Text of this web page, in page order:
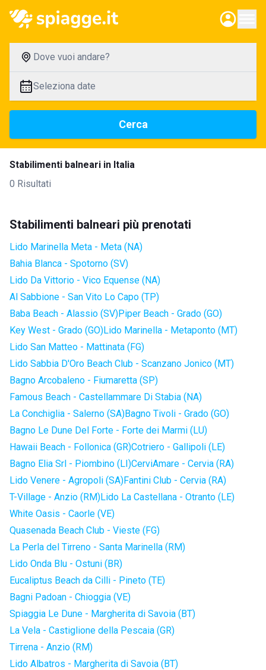
Dove vuoi andare?
Seleziona date
Cerca
Stabilimenti balneari in Italia
0 Risultati
Stabilimenti balneari più prenotati
Lido Marinella Meta - Meta (NA)
Bahia Blanca - Spotorno (SV)
Lido Da Vittorio - Vico Equense (NA)
Al Sabbione - San Vito Lo Capo (TP)
Baba Beach - Alassio (SV)Piper Beach - Grado (GO)
Key West - Grado (GO)Lido Marinella - Metaponto (MT)
Lido San Matteo - Mattinata (FG)
Lido Sabbia D'Oro Beach Club - Scanzano Jonico (MT)
Bagno Arcobaleno - Fiumaretta (SP)
Famous Beach - Castellammare Di Stabia (NA)
La Conchiglia - Salerno (SA)Bagno Tivoli - Grado (GO)
Bagno Le Dune Del Forte - Forte dei Marmi (LU)
Hawaii Beach - Follonica (GR)Cotriero - Gallipoli (LE)
Bagno Elia Srl - Piombino (LI)CerviAmare - Cervia (RA)
Lido Venere - Agropoli (SA)Fantini Club - Cervia (RA)
T-Village - Anzio (RM)Lido La Castellana - Otranto (LE)
White Oasis - Caorle (VE)
Quasenada Beach Club - Vieste (FG)
La Perla del Tirreno - Santa Marinella (RM)
Lido Onda Blu - Ostuni (BR)
Eucaliptus Beach da Cilli - Pineto (TE)
Bagni Padoan - Chioggia (VE)
Spiaggia Le Dune - Margherita di Savoia (BT)
La Vela - Castiglione della Pescaia (GR)
Tirrena - Anzio (RM)
Lido Albatros - Margherita di Savoia (BT)